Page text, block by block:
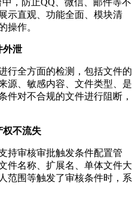
示直观、功能全面、模块清
操作。
外泄
行全方面的检测，包括文件的
源、敏感内容、文件类型、是
件对不合规的文件进行阻断，
权不流失
持审核审批触发条件配置管
件名称、扩展名、单体文件大
范围等触发了审核条件时，系